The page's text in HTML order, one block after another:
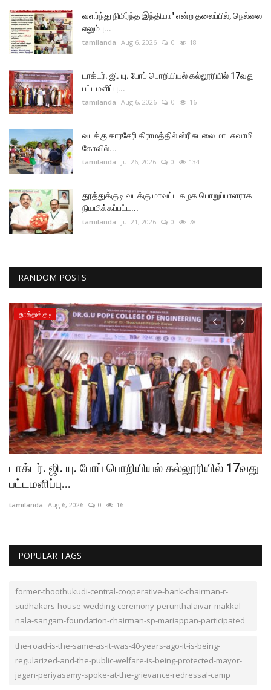
வளர்ந்து நிமிர்ந்த இந்தியா" என்ற தலைப்பில், நெல்லை
எலும்பு...
tamilanda Aug 6, 2026 0 18
டாக்டர். ஜி. யு. போப் பொறியியல் கல்லூரியில் 17வது
பட்டமளிப்பு...
tamilanda Aug 6, 2026 0 16
வடக்கு காரசேரி கிராமத்தில் ஸ்ரீ சுடலை மாடசுவாமி
கோவில்...
tamilanda Jul 26, 2026 0 134
தூத்துக்குடி வடக்கு மாவட்ட கழக பொறுப்பாளராக
நியமிக்கப்பட்ட...
tamilanda Jul 21, 2026 0 78
RANDOM POSTS
தூத்துக்குடி
டாக்டர். ஜி. யு. போப் பொறியியல் கல்லூரியில் 17வது
பட்டமளிப்பு...
tamilanda Aug 6, 2026 0 16
POPULAR TAGS
former-thoothukudi-central-cooperative-bank-chairman-r-
sudhakars-house-wedding-ceremony-perunthalaivar-makkal-
nala-sangam-foundation-chairman-sp-mariappan-participated
the-road-is-the-same-as-it-was-40-years-ago-it-is-being-
regularized-and-the-public-welfare-is-being-protected-mayor-
jagan-periyasamy-spoke-at-the-grievance-redressal-camp